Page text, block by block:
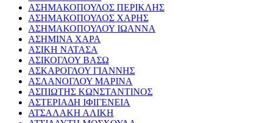
ΑΣΗΜΑΚΟΠΟΥΛΟΣ ΠΕΡΙΚΛΗΣ
ΑΣΗΜΑΚΟΠΟΥΛΟΣ ΧΑΡΗΣ
ΑΣΗΜΑΚΟΠΟΥΛΟΥ ΙΩΑΝΝΑ
ΑΣΗΜΙΝΑ ΧΑΡΑ
ΑΣΙΚΗ ΝΑΤΑΣΑ
ΑΣΙΚΟΓΛΟΥ ΒΑΣΩ
ΑΣΚΑΡΟΓΛΟΥ ΓΙΑΝΝΗΣ
ΑΣΛΑΝΟΓΛΟΥ ΜΑΡΙΝΑ
ΑΣΠΙΩΤΗΣ ΚΩΝΣΤΑΝΤΙΝΟΣ
ΑΣΤΕΡΙΑΔΗ ΙΦΙΓΕΝΕΙΑ
ΑΤΣΑΛΑΚΗ ΑΛΙΚΗ